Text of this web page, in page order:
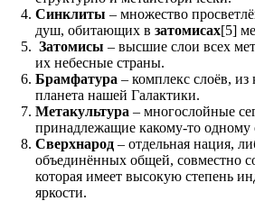
Синклиты – множество
душ, обитающих взатомисах[5]
Затомисы – высшие слои всех
их небесные страны.
Брамфатура – комплекс слоёв, из
планета нашей Галактики.
Метакультура – многослойные
принадлежащие какому-то одному
Сверхнарод – отдельная нация,
объединённых общей, совместно
которая имеет высокую степень
яркости.